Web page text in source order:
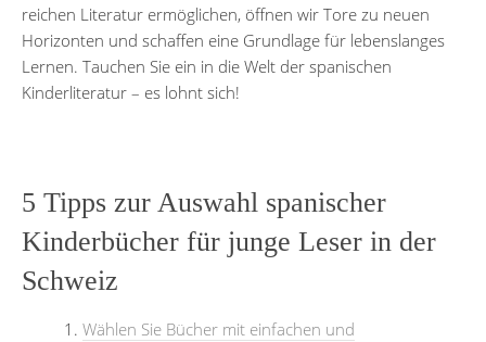
reichen Literatur ermöglichen, öffnen wir Tore zu neuen
Horizonten und schaffen eine Grundlage für lebenslanges
Lernen. Tauchen Sie ein in die Welt der spanischen
Kinderliteratur – es lohnt sich!
5 Tipps zur Auswahl spanischer
Kinderbücher für junge Leser in der
Schweiz
Wählen Sie Bücher mit einfachen und